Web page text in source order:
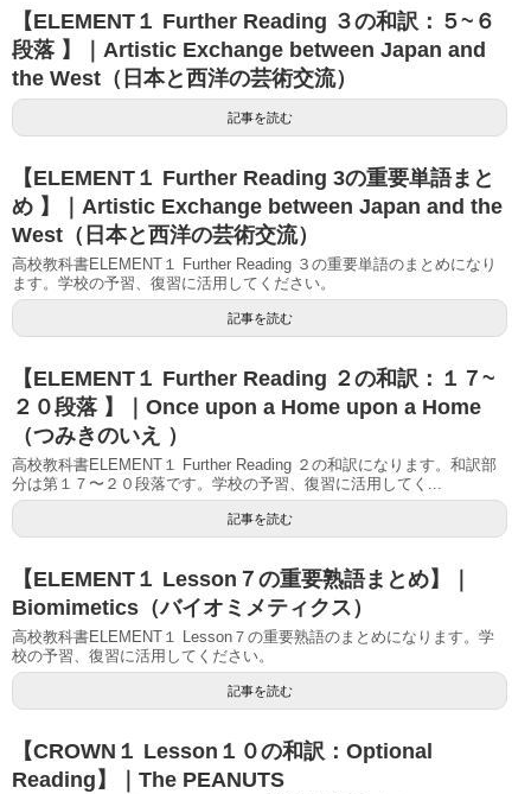
【ELEMENT１ Further Reading ３の和訳：５~６
段落 】｜Artistic Exchange between Japan and
the West（日本と西洋の芸術交流）
記事を読む
【ELEMENT１ Further Reading 3の重要単語まと
め 】｜Artistic Exchange between Japan and the
West（日本と西洋の芸術交流）
高校教科書ELEMENT１ Further Reading ３の重要単語のまとめになり
ます。学校の予習、復習に活用してください。
記事を読む
【ELEMENT１ Further Reading ２の和訳：１７~
２０段落 】｜Once upon a Home upon a Home
（つみきのいえ ）
高校教科書ELEMENT１ Further Reading ２の和訳になります。和訳部
分は第１７〜２０段落です。学校の予習、復習に活用してく...
記事を読む
【ELEMENT１ Lesson７の重要熟語まとめ】｜
Biomimetics（バイオミメティクス）
高校教科書ELEMENT１ Lesson７の重要熟語のまとめになります。学
校の予習、復習に活用してください。
記事を読む
【CROWN１ Lesson１０の和訳：Optional
Reading】｜The PEANUTS